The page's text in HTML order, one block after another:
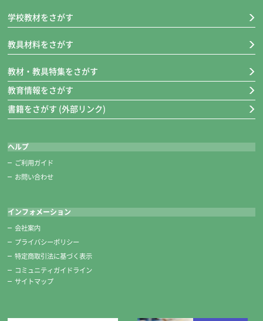
学校教材をさがす
教具材料をさがす
教材・教具特集をさがす
教育情報をさがす
書籍をさがす (外部リンク)
ヘルプ
ご利用ガイド
お問い合わせ
インフォメーション
会社案内
プライバシーポリシー
特定商取引法に基づく表示
コミュニティガイドライン
サイトマップ